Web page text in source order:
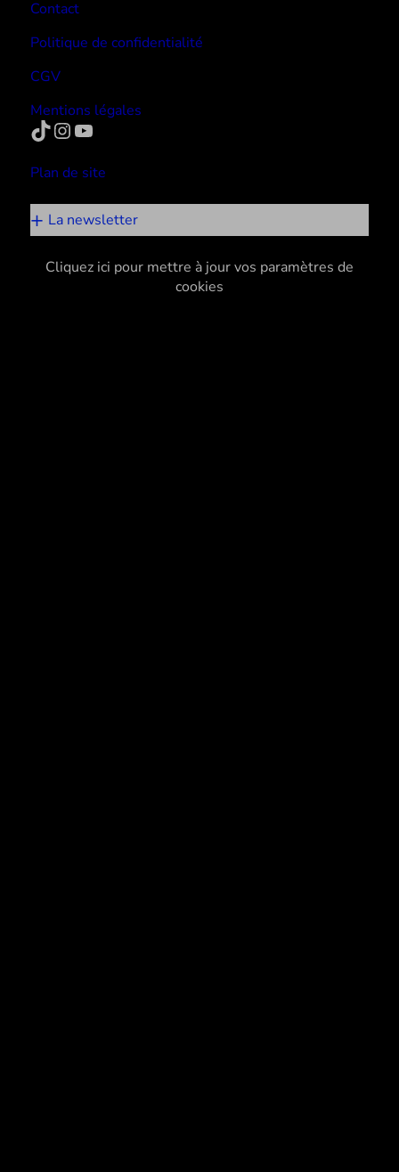
Contact
Politique de confidentialité
CGV
Mentions légales
TikTok InstagramYouTube
Plan de site
La newsletter
Cliquez ici pour mettre à jour vos paramètres de
cookies